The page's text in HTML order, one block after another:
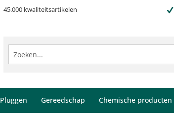
45.000 kwaliteitsartikelen
Pluggen Gereedschap Chemische producten